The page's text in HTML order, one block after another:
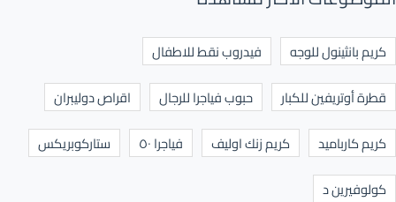
كريم بانثينول للوجه
فيدروب نقط للاطفال
قطرة أوتريفين للكبار
حبوب فياجرا للرجال
اقراص دوليبران
كريم كارباميد
كريم زنك اوليف فياجرا ٥٠
ستاركوبريكس
كولوفيرين د